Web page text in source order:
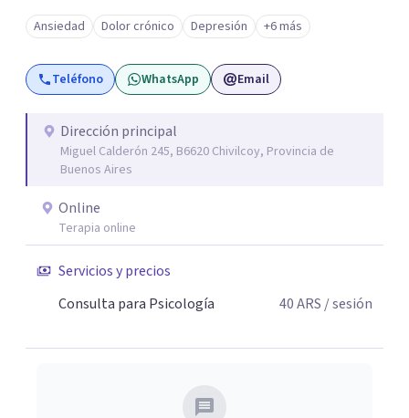
como en el consultorio, adaptándome a las necesidades
de cada paciente. Acompaño procesos vinculados a la
ansiedad, la depresión, el estrés, el duelo, el dolor crónico
y distintos momentos vitales que requieren contención,
Ansiedad Dolor crónico Depresión +6 más
Teléfono WhatsApp Email
Dirección principal
Miguel Calderón 245, B6620 Chivilcoy, Provincia de
Buenos Aires
Online
Terapia online
Servicios y precios
Consulta para Psicología
40ARS / sesión